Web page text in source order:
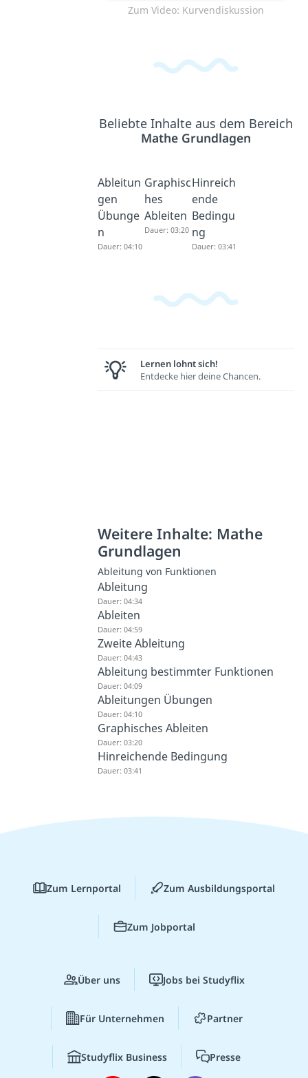
Zum Video: Kurvendiskussion
Beliebte Inhalte aus dem Bereich
Mathe Grundlagen
Ableitun
gen
Übunge
n
Dauer: 04:10
Graphisc
hes
Ableiten
Dauer: 03:20
Hinreich
ende
Bedingu
ng
Dauer: 03:41
Lernen lohnt sich!
Entdecke hier deine Chancen.
Weitere Inhalte: Mathe
Grundlagen
Ableitung von Funktionen
Ableitung
Dauer: 04:34
Ableiten
Dauer: 04:59
Zweite Ableitung
Dauer: 04:43
Ableitung bestimmter Funktionen
Dauer: 04:09
Ableitungen Übungen
Dauer: 04:10
Graphisches Ableiten
Dauer: 03:20
Hinreichende Bedingung
Dauer: 03:41
Zum Lernportal Zum Ausbildungsportal
Zum Jobportal
Über uns Jobs bei Studyflix
Für Unternehmen Partner
Studyflix Business Presse